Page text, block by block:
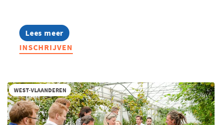
Lees meer
about
Warehouse
Scouting
INSCHRIJVEN
WEST-VLAANDEREN